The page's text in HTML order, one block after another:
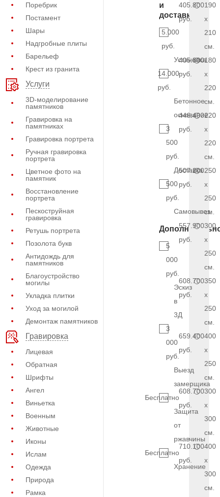
Поребрик
Постамент
Шары
Надгробные плиты
Барельеф
Крест из гранита
Услуги
3D-моделирование
памятников
Гравировка на
памятниках
Гравировка портрета
Ручная гравировка
портрета
Цветное фото на
памятник
Восстановление
портрета
Пескоструйная
гравировка
Ретушь портрета
Позолота букв
Антидождь для
памятников
Благоустройство
могилы
Укладка плитки
Уход за могилой
Демонтаж памятников
Гравировка
Лицевая
Обратная
Шрифты
Ангел
Виньетка
Военным
Животные
Иконы
Ислам
Одежда
Природа
Рамка
и
доставка
5.000
руб.
Установка
14.000
руб.
Бетонное
основание
3
500
руб.
Доставка
500
руб.
Самовывоз
5
000
руб.
Эскиз
в
3Д
3
000
руб.
Выезд
замерщика
Бесплатно
Защита
от
ржавчины
Бесплатно
Хранение
405.800
руб.
190
x
210
см.
405.800
руб.
180
x
220
см.
446.400
руб.
220
x
220
см.
507.200
руб.
250
x
250
см.
557.900
руб.
300
x
250
см.
608.700
руб.
350
x
250
см.
659.400
руб.
400
x
250
см.
608.700
руб.
300
x
300
см.
710.100
руб.
400
x
300
см.